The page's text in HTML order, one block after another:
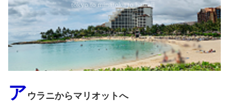
ア ウラニからマリオットへ